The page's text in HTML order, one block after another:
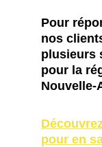
Pour
nos
plusieurs
pour la
Nouvelle-
pour en